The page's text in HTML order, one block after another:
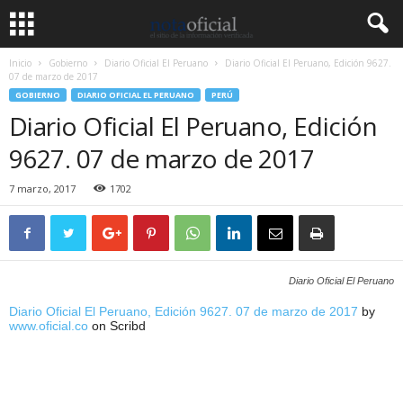
Inicio Gobierno Diario Oficial El Peruano
Diario Oficial El Peruano, Edición 9627.
07 de marzo de 2017
GOBIERNO DIARIO OFICIAL EL PERUANO PERÚ
Diario Oficial El Peruano, Edición
9627. 07 de marzo de 2017
7 marzo, 2017 1702
Diario Oficial El Peruano
Diario Oficial El Peruano, Edición 9627. 07 de marzo de 2017 by
www.oficial.co on Scribd